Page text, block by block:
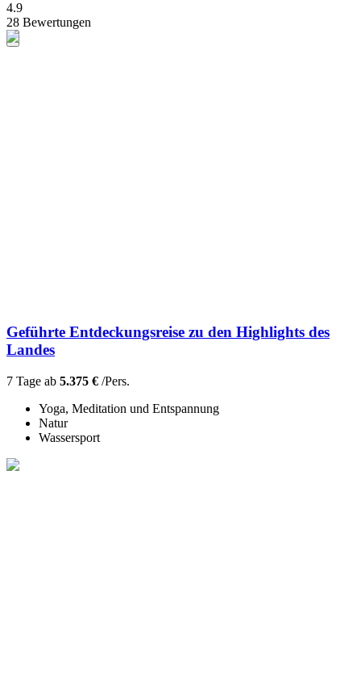
4.9
28 Bewertungen
Geführte Entdeckungsreise zu den Highlights des
Landes
7 Tage ab 5.375 € /Pers.
Yoga, Meditation und Entspannung
Natur
Wassersport